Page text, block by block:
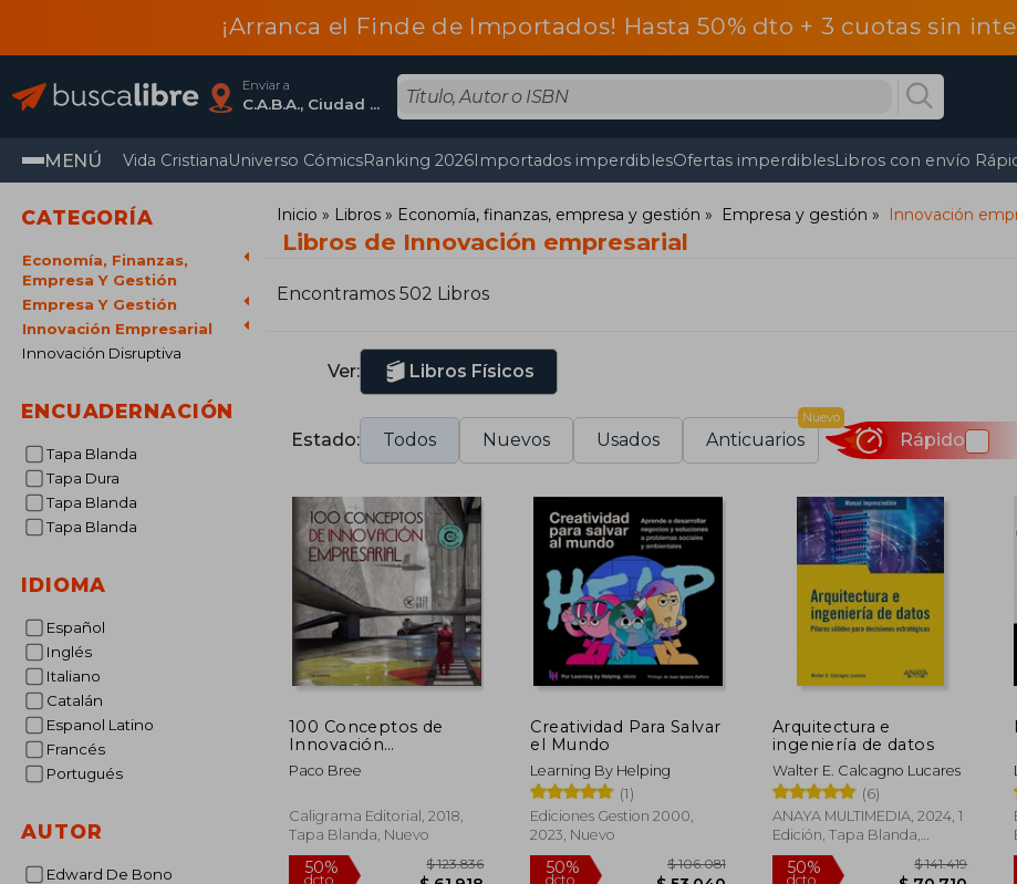
¡Arranca el Finde de Importados! Hasta 50% dto + 3 cuotas sin
Enviar a
C.A.B.A., Ciudad Autónoma De Buenos Aires
MENÚ Vida CristianaUniverso CómicsRanking 2026Importados imperdiblesOfertas imperdiblesLibros con envío
CATEGORÍA
Economía, Finanzas,
Empresa Y Gestión
Empresa Y Gestión
Innovación Empresarial
Innovación Disruptiva
ENCUADERNACIÓN
Tapa Blanda
Tapa Dura
Tapa Blanda
Tapa Blanda
IDIOMA
Español
Inglés
Italiano
Catalán
Espanol Latino
Francés
Portugués
AUTOR
Edward De Bono
Inicio Libros Economía, finanzas, empresa y gestión Empresa y gestión Innovación
Libros de Innovación empresarial
Encontramos 502 Libros
Ver: Libros Físicos
Estado: Todos Nuevos Usados Anticuarios
Nuevo
Rápido
100 Conceptos de
Innovación
Empresarial
Paco Bree
Caligrama Editorial, 2018,
Tapa Blanda, Nuevo
Creatividad Para Salvar
el Mundo
Learning By Helping
(1)
Ediciones Gestion 2000,
2023, Nuevo
Arquitectura e
ingeniería de datos
Walter E. Calcagno Lucares
(6)
ANAYA MULTIMEDIA, 2024, 1
Edición, Tapa Blanda,
Nuevo